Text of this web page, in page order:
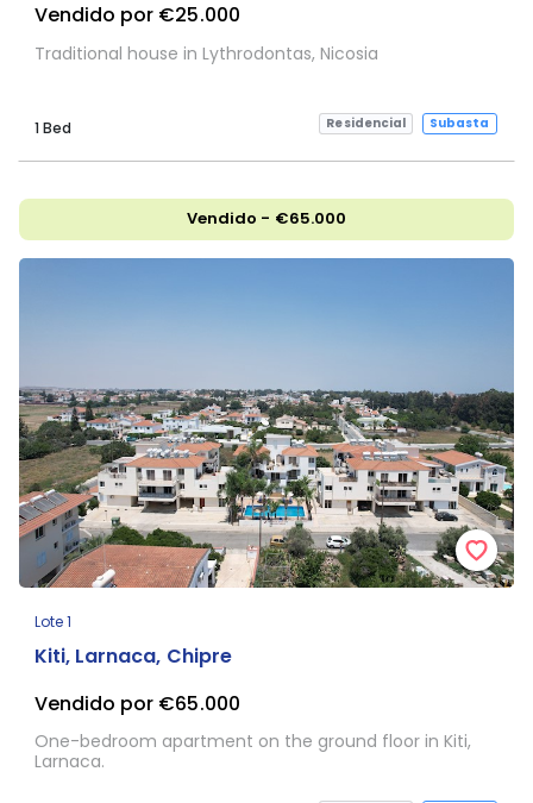
Vendido por €25.000
Traditional house in Lythrodontas, Nicosia
1 Bed Residencial Subasta
Vendido - €65.000
Lote 1
Kiti, Larnaca, Chipre
Vendido por €65.000
One-bedroom apartment on the ground floor in Kiti,
Larnaca.